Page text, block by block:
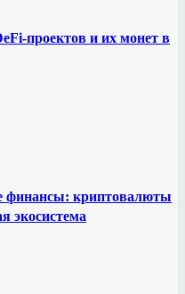
проектов и их монет в
финансы: криптовалюты
экосистема